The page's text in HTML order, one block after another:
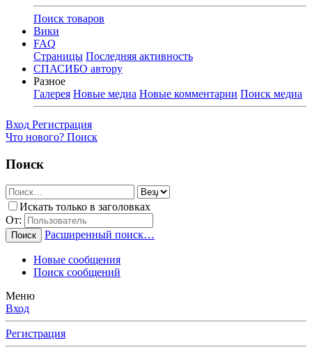
Поиск товаров
Вики
FAQ
Страницы Последняя активность
СПАСИБО автору
Разное
Галерея Новые медиа Новые комментарии Поиск медиа
Вход Регистрация
Что нового? Поиск
Поиск
Искать только в заголовках
От:
Поиск Расширенный поиск…
Новые сообщения
Поиск сообщений
Меню
Вход
Регистрация